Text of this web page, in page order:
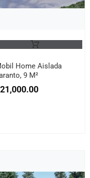
Home Aislada
9 M²
21,000.00